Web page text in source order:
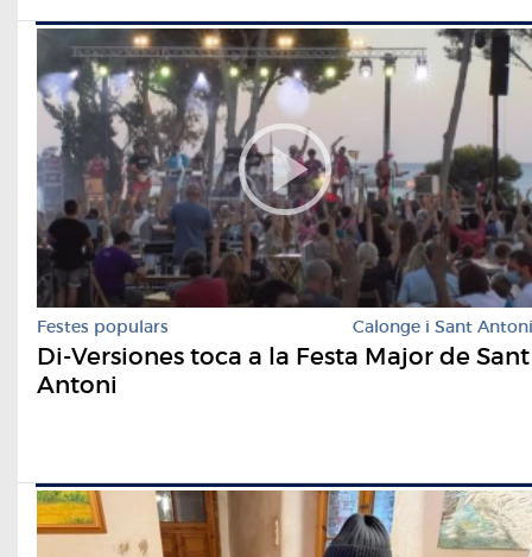
Festes populars Calonge i Sant Antoni
Di-Versiones toca a la Festa Major de Sant
Antoni